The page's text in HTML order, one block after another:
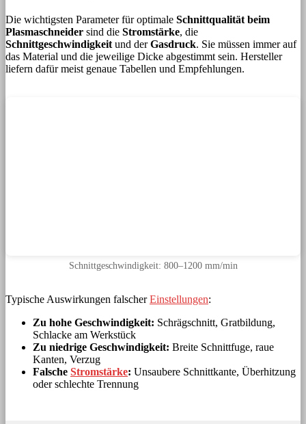
Die wichtigsten Parameter für optimale Schnittqualität beim
Plasmaschneider sind die Stromstärke, die
Schnittgeschwindigkeit und derGasdruck. Sie müssen immer auf
das Material und die jeweilige Dicke abgestimmt sein. Hersteller
liefern dafür meist genaue Tabellen und Empfehlungen.
Schnittgeschwindigkeit: 800–1200 mm/min
Typische Auswirkungen falscherEinstellungen:
Zu hohe Geschwindigkeit: Schrägschnitt, Gratbildung,
Schlacke am Werkstück
Zu niedrige Geschwindigkeit: Breite Schnittfuge, raue
Kanten, Verzug
Falsche Stromstärke: Unsaubere Schnittkante, Überhitzung
oder schlechte Trennung